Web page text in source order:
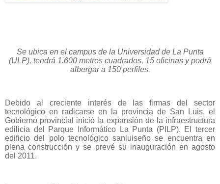
Se ubica en el campus de la Universidad de La Punta
(ULP), tendrá 1.600 metros cuadrados, 15 oficinas y podrá
albergar a 150 perfiles.
Debido al creciente interés de las firmas del sector
tecnológico en radicarse en la provincia de San Luis, el
Gobierno provincial inició la expansión de la infraestructura
edilicia del Parque Informático La Punta (PILP). El tercer
edificio del polo tecnológico sanluiseño se encuentra en
plena construcción y se prevé su inauguración en agosto
del 2011.